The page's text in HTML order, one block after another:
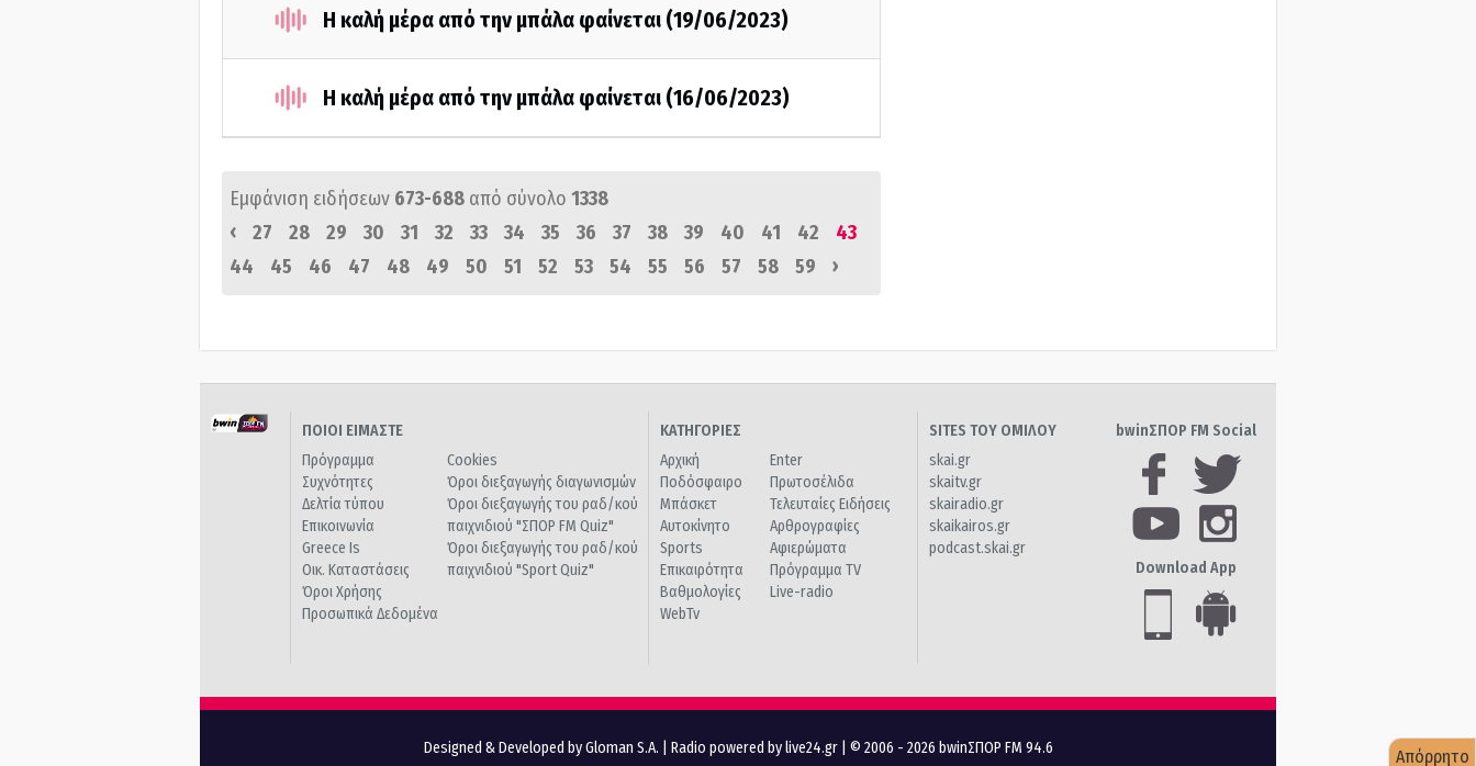
Η καλή μέρα από την μπάλα φαίνεται (19/06/2023)
Η καλή μέρα από την μπάλα φαίνεται (16/06/2023)
Εμφάνιση ειδήσεων 673-688 από σύνολο 1338
‹
27 28 29 30 31 32 33 34 35 36 37 38 39 40 41 42
43
44
45 46 47 48 49 50 51 52 53 54 55 56 57 58 59 ›
ΠΟΙΟΙ ΕΙΜΑΣΤΕ
Πρόγραμμα
Συχνότητες
Δελτία τύπου
Επικοινωνία
Greece Is
Οικ. Καταστάσεις
Όροι Χρήσης
Προσωπικά Δεδομένα
Cookies
Όροι διεξαγωγής διαγωνισμών
Όροι διεξαγωγής του ραδ/κού
παιχνιδιού "ΣΠΟΡ FM Quiz"
Όροι διεξαγωγής του ραδ/κού
παιχνιδιού "Sport Quiz"
ΚΑΤΗΓΟΡΙΕΣ
Αρχική
Ποδόσφαιρο
Μπάσκετ
Αυτοκίνητο
Sports
Επικαιρότητα
Βαθμολογίες
WebTv
Enter
Πρωτοσέλιδα
Τελευταίες Ειδήσεις
Αρθρογραφίες
Αφιερώματα
Πρόγραμμα TV
Live-radio
SITES ΤΟΥ ΟΜΙΛΟΥ
skai.gr
skaitv.gr
skairadio.gr
skaikairos.gr
podcast.skai.gr
bwinΣΠΟΡ FM Social
Download App
Designed & Developed by Gloman S.A. Radio powered by live24.gr | © 2006 - 2026 bwinΣΠΟΡ FM 94.6 Απόρρητο